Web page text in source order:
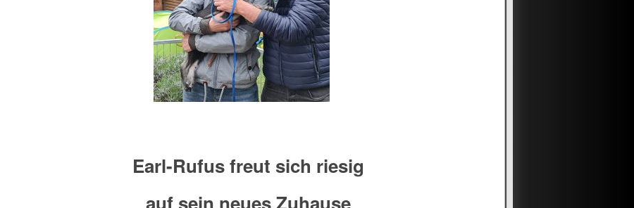
Earl-Rufus freut sich riesig